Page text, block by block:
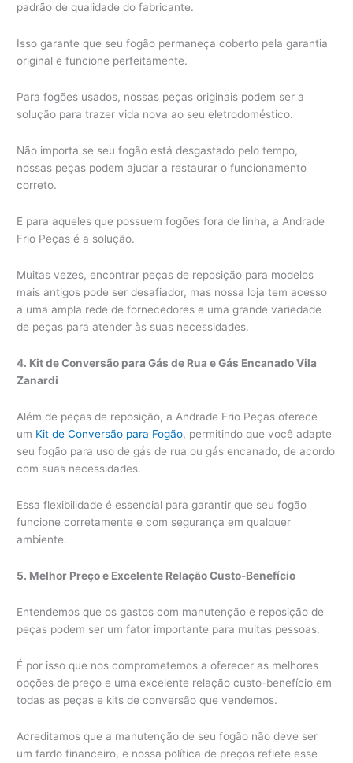
padrão de qualidade do fabricante.
Isso garante que seu fogão permaneça coberto pela garantia
original e funcione perfeitamente.
Para fogões usados, nossas peças originais podem ser a
solução para trazer vida nova ao seu eletrodoméstico.
Não importa se seu fogão está desgastado pelo tempo,
nossas peças podem ajudar a restaurar o funcionamento
correto.
E para aqueles que possuem fogões fora de linha, a Andrade
Frio Peças é a solução.
Muitas vezes, encontrar peças de reposição para modelos
mais antigos pode ser desafiador, mas nossa loja tem acesso
a uma ampla rede de fornecedores e uma grande variedade
de peças para atender às suas necessidades.
4. Kit de Conversão para Gás de Rua e Gás Encanado Vila
Zanardi
Além de peças de reposição, a Andrade Frio Peças oferece
um Kit de Conversão para Fogão, permitindo que você adapte
seu fogão para uso de gás de rua ou gás encanado, de acordo
com suas necessidades.
Essa flexibilidade é essencial para garantir que seu fogão
funcione corretamente e com segurança em qualquer
ambiente.
5. Melhor Preço e Excelente Relação Custo-Benefício
Entendemos que os gastos com manutenção e reposição de
peças podem ser um fator importante para muitas pessoas.
É por isso que nos comprometemos a oferecer as melhores
opções de preço e uma excelente relação custo-benefício em
todas as peças e kits de conversão que vendemos.
Acreditamos que a manutenção de seu fogão não deve ser
um fardo financeiro, e nossa política de preços reflete esse